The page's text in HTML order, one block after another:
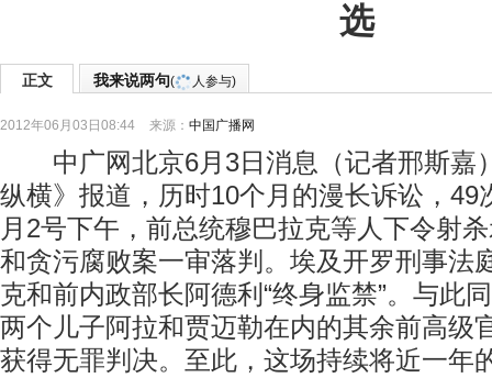
选
正文 我来说两句( 人参与)
2012年06月03日08:44 来源： 中国广播网
中广网北京6月3日消息（记者邢斯嘉
纵横》报道，历时10个月的漫长诉讼，49
月2号下午，前总统穆巴拉克等人下令射
和贪污腐败案一审落判。埃及开罗刑事法
克和前内政部长阿德利“终身监禁”。与此
两个儿子阿拉和贾迈勒在内的其余前高级
获得无罪判决。至此，这场持续将近一年